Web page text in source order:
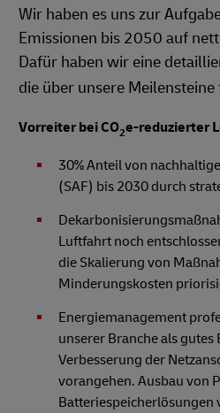
Wir haben es uns zur
Emissionen bis 2050 auf
Dafür haben wir eine
die über unsere
Vorreiter bei CO2e-reduzierter
30% Anteil von
(SAF) bis 2030 durch
Luftfahrt noch
die Skalierung von
Minderungskosten
Energiemanagement
unserer Branche als gutes
Verbesserung der
vorangehen. Ausbau von
Batteriespeicherlösungen